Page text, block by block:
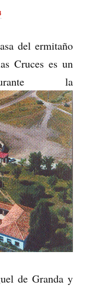
del ermitaño
Cruces es un
la
de Granda y